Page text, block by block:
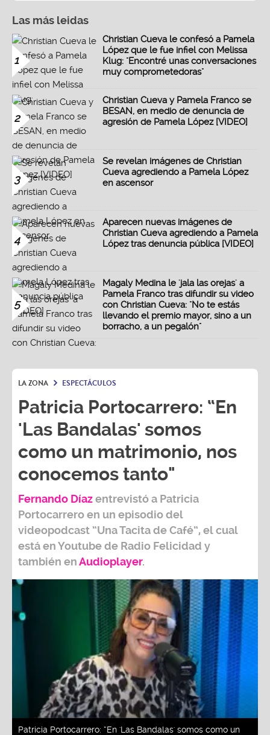
Las más leidas
1
Christian Cueva le confesó a Pamela
López que le fue infiel con Melissa
Klug: "Encontré unas conversaciones
muy comprometedoras"
2
Christian Cueva y Pamela Franco se
BESAN, en medio de denuncia de
agresión de Pamela López [VIDEO]
3
Se revelan imágenes de Christian
Cueva agrediendo a Pamela López
en ascensor
4
Aparecen nuevas imágenes de
Christian Cueva agrediendo a Pamela
López tras denuncia pública [VIDEO]
5
Magaly Medina le 'jala las orejas' a
Pamela Franco tras difundir su video
con Christian Cueva: "No te estás
llevando el premio mayor, sino a un
borracho, a un pegalón"
LA ZONA ESPECTÁCULOS
Patricia Portocarrero: “En
'Las Bandalas' somos
como un matrimonio, nos
conocemos tanto"
Fernando Díazentrevistó a Patricia
Portocarreroen un episodio del
videopodcast “Una Tacita de Café”, el cual
está en Youtube de Radio Felicidad y
también enAudioplayer.
Patricia Portocarrero: “En 'Las Bandalas' somos como un